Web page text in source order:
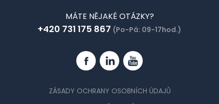
MÁTE NĚJAKÉ OTÁZKY?
+420 731 175 867 (Po-Pá: 09-17hod.)
FacebookLinkedinYouTube
ZÁSADY OCHRANY OSOBNÍCH ÚDAJŮ